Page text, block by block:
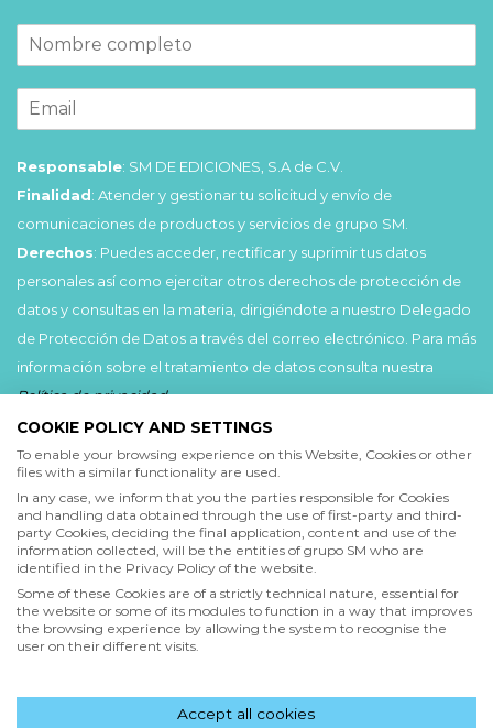
Responsable: SM DE EDICIONES, S.A de C.V.
Finalidad: Atender y gestionar tu solicitud y envío de
comunicaciones de productos y servicios de grupo SM.
Derechos: Puedes acceder, rectificar y suprimir tus datos
personales así como ejercitar otros derechos de protección de
datos y consultas en la materia, dirigiéndote a nuestro Delegado
de Protección de Datos a través del correo electrónico. Para más
información sobre el tratamiento de datos consulta nuestra
Política de privacidad.
He leído y acepto lasCondiciones de uso
Política de privacidad
Acepto
Deseo recibir comunicaciones comerciales de grupo SM
Enviar
COOKIE POLICY AND SETTINGS
To enable your browsing experience on this Website, Cookies or other
files with a similar functionality are used.
In any case, we inform that you the parties responsible for Cookies
and handling data obtained through the use of first-party and third-
party Cookies, deciding the final application, content and use of the
information collected, will be the entities of grupo SM who are
identified in the Privacy Policy of the website.
Some of these Cookies are of a strictly technical nature, essential for
the website or some of its modules to function in a way that improves
the browsing experience by allowing the system to recognise the
user on their different visits.
Accept all cookies